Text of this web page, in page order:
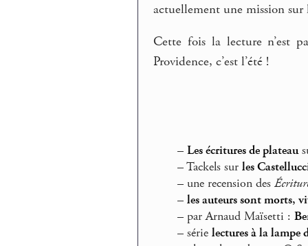
actuellement une mission
Cette fois la lecture n’est
Providence, c’est l’été !
– Les écritures de plateau
–Tackels sur les
– une recension des
– les auteurs sont morts,
– par Arnaud Maïsetti :
– série lectures à la lampe